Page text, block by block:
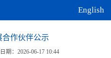
English
合作伙伴公示
期：2026-06-17 10:44